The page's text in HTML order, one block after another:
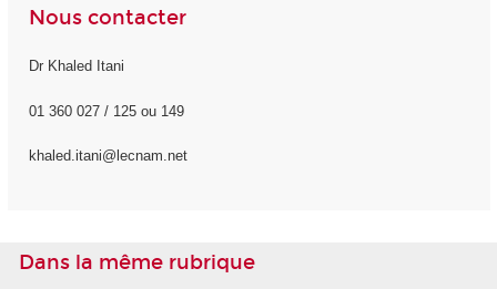
Nous contacter
Dr Khaled Itani
01 360 027 / 125 ou 149
khaled.itani@lecnam.net
Dans la même rubrique